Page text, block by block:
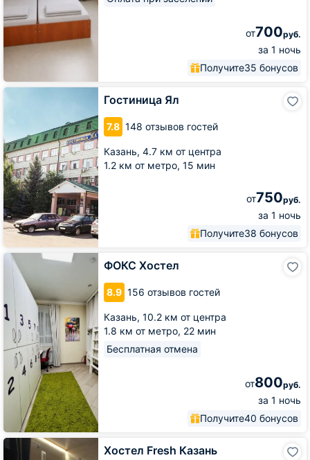
от700руб.
за 1 ночь
Получите35 бонусов
Гостиница Ял
7.8 148 отзывов гостей
Казань, 4.7 км от центра
1.2 км от метро, 15 мин
от750руб.
за 1 ночь
Получите38 бонусов
Гостиница
ФОКС Хостел
8.9 156 отзывов гостей
Казань, 10.2 км от центра
1.8 км от метро, 22 мин
Бесплатная отмена
от800руб.
за 1 ночь
Получите40 бонусов
ФОКС
Хостел
Хостел Fresh Казань
Хостел